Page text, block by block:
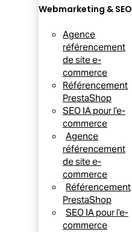
Webmarketing & SEO
Agence
référencement
de site e-
commerce
Référencement
PrestaShop
SEO IA pour l’e-
commerce
Agence
référencement
de site e-
commerce
Référencement
PrestaShop
SEO IA pour l’e-
commerce